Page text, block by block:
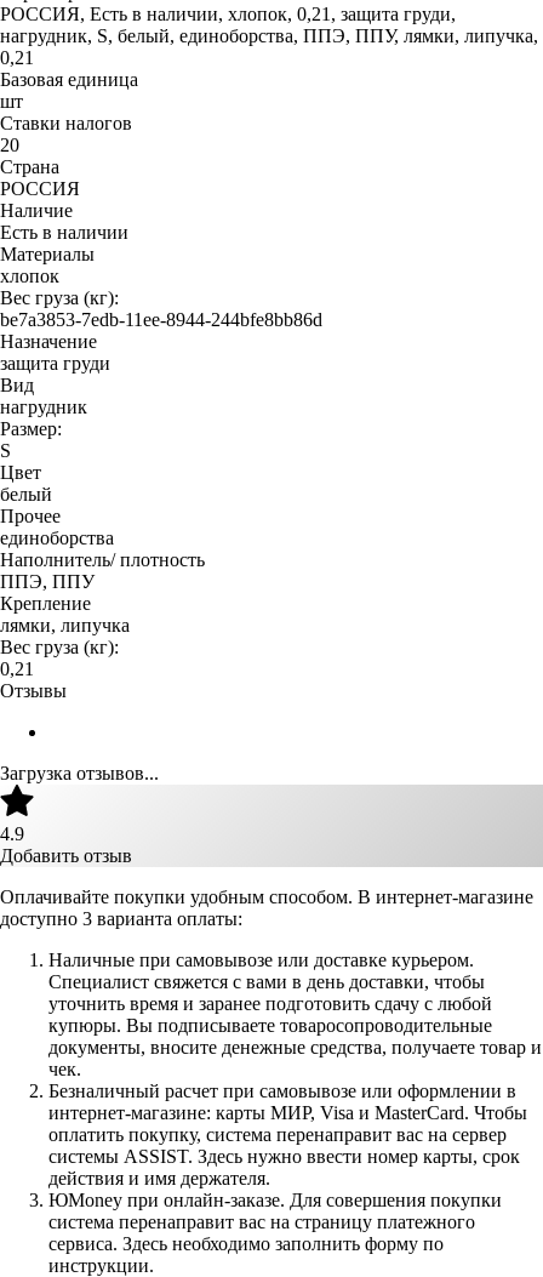
РОССИЯ, Есть в наличии, хлопок, 0,21, защита груди,
нагрудник, S, белый, единоборства, ППЭ, ППУ, лямки, липучка,
0,21
Базовая единица
шт
Ставки налогов
20
Страна
РОССИЯ
Наличие
Есть в наличии
Материалы
хлопок
Вес груза (кг):
be7a3853-7edb-11ee-8944-244bfe8bb86d
Назначение
защита груди
Вид
нагрудник
Размер:
S
Цвет
белый
Прочее
единоборства
Наполнитель/ плотность
ППЭ, ППУ
Крепление
лямки, липучка
Вес груза (кг):
0,21
Отзывы
Загрузка отзывов...
4.9
Добавить отзыв
Оплачивайте покупки удобным способом. В интернет-магазине
доступно 3 варианта оплаты:
Наличные при самовывозе или доставке курьером.
Специалист свяжется с вами в день доставки, чтобы
уточнить время и заранее подготовить сдачу с любой
купюры. Вы подписываете товаросопроводительные
документы, вносите денежные средства, получаете товар и
чек.
Безналичный расчет при самовывозе или оформлении в
интернет-магазине: карты МИР, Visa и MasterCard. Чтобы
оплатить покупку, система перенаправит вас на сервер
системы ASSIST. Здесь нужно ввести номер карты, срок
действия и имя держателя.
ЮMoney при онлайн-заказе. Для совершения покупки
система перенаправит вас на страницу платежного
сервиса. Здесь необходимо заполнить форму по
инструкции.